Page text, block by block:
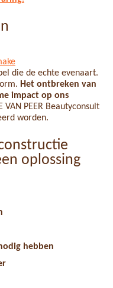
die de echte evenaart.
Het ontbreken van
impact op ons
VAN PEER Beautyconsult
worden.
oplossing
hebben